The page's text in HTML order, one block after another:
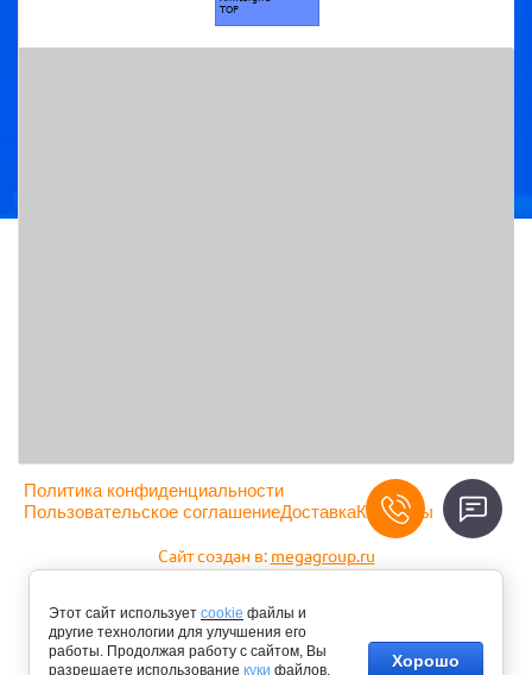
Политика конфиденциальности
Пользовательское соглашениеДоставкаКонтакты
Сайт создан в: megagroup.ru
© 2001 - 2026 ООО "ТД Енисейпром"
Данный ресурс не является публичной офертой и носит
Этот сайт использует cookie файлы и
другие технологии для улучшения его
работы. Продолжая работу с сайтом, Вы
разрешаете использование куки файлов. Хорошо